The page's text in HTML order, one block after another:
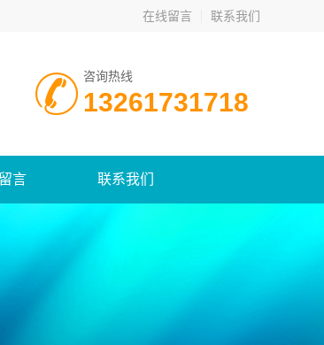
在线留言 联系我们
咨询热线
13261731718
言 联系我们